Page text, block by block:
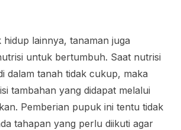
lainnya, tanaman juga
untuk bertumbuh. Saat nutrisi
dalam tanah tidak cukup, maka
tambahan yang didapat melalui
Pemberian pupuk ini tentu tidak
tahapan yang perlu diikuti agar